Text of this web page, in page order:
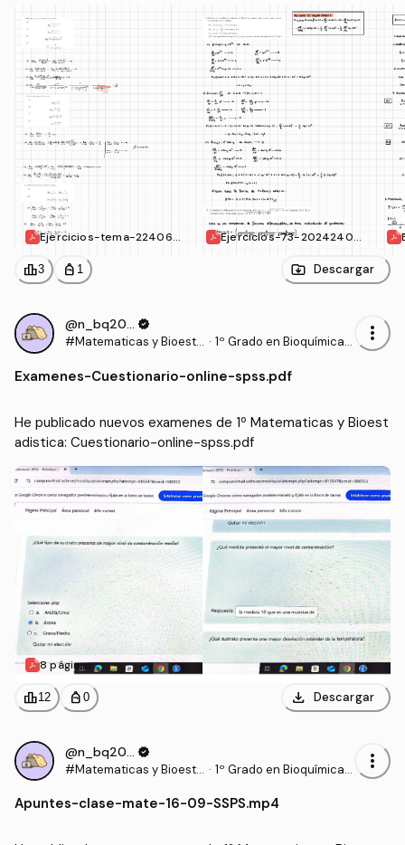
Ejercicios-tema-224062
Ejercicios-73-20242407
leaderboard3 personal_bag 1 Descargar
@n_bq2006verified
#Matematicas y Bioesta · 1º Grado en Bioquímica
more_vert
Examenes-Cuestionario-online-spss.pdf
He publicado nuevos examenes de 1º Matematicas y Bioest
adistica: Cuestionario-online-spss.pdf
8 páginas
leaderboard12 personal_bag 0 download Descargar
@n_bq2006verified
#Matematicas y Bioesta · 1º Grado en Bioquímica
more_vert
Apuntes-clase-mate-16-09-SSPS.mp4